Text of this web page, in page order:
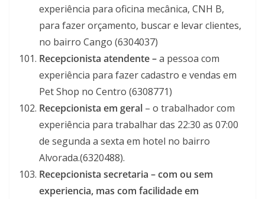
experiência para oficina mecânica, CNH B,
para fazer orçamento, buscar e levar clientes,
no bairro Cango (6304037)
Recepcionista atendente –a pessoa com
experiência para fazer cadastro e vendas em
Pet Shop no Centro (6308771)
Recepcionista em geral – o trabalhador com
experiência para trabalhar das 22:30 as 07:00
de segunda a sexta em hotel no bairro
Alvorada.(6320488).
Recepcionista secretaria – com ou sem
experiencia, mas com facilidade em